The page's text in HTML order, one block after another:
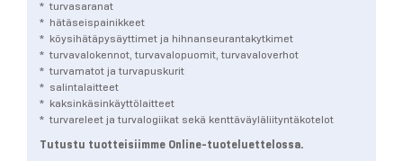
* turvasaranat
* hätäseispainikkeet
* köysihätäpysäyttimet ja hihnanseurantakytkimet
* turvavalokennot, turvavalopuomit, turvavaloverhot
* turvamatot ja turvapuskurit
* salintalaitteet
* kaksinkäsinkäyttölaitteet
* turvareleet ja turvalogiikat sekä kenttäväyläliityntäkotelot
Tutustu tuotteisiimme Online-tuoteluettelossa.